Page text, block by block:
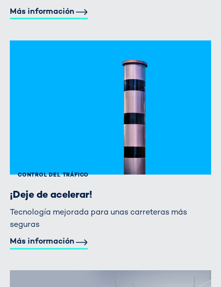
Más información
CONTROL DEL TRÁFICO
¡Deje de acelerar!
Tecnología mejorada para unas carreteras más
seguras
Más información